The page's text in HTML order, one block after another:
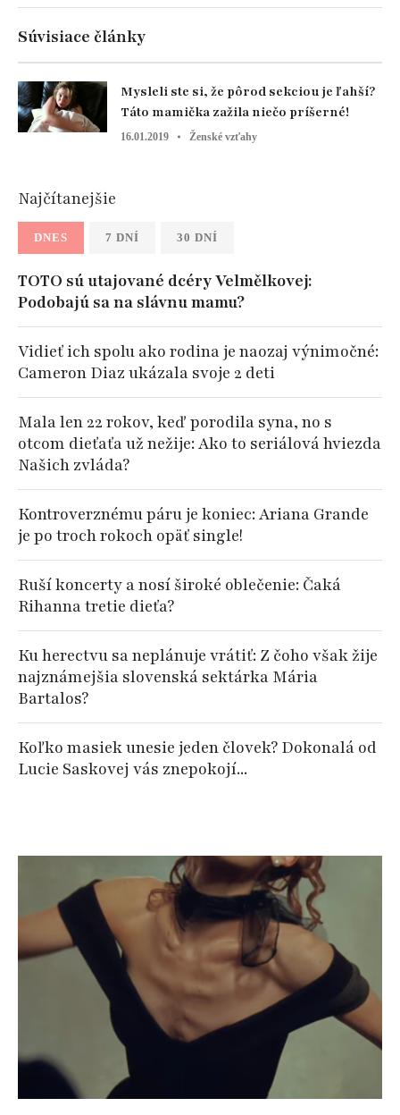
Súvisiace články
Mysleli ste si, že pôrod sekciou je ľahší?
Táto mamička zažila niečo príšerné!
16.01.2019 Ženské vzťahy
Najčítanejšie
DNES 7 DNÍ 30 DNÍ
TOTO sú utajované dcéry Velmělkovej:
Podobajú sa na slávnu mamu?
Vidieť ich spolu ako rodina je naozaj výnimočné:
Cameron Diaz ukázala svoje 2 deti
Mala len 22 rokov, keď porodila syna, no s
otcom dieťaťa už nežije: Ako to seriálová hviezda
Našich zvláda?
Kontroverznému páru je koniec: Ariana Grande
je po troch rokoch opäť single!
Ruší koncerty a nosí široké oblečenie: Čaká
Rihanna tretie dieťa?
Ku herectvu sa neplánuje vrátiť: Z čoho však žije
najznámejšia slovenská sektárka Mária
Bartalos?
Koľko masiek unesie jeden človek? Dokonalá od
Lucie Saskovej vás znepokojí...